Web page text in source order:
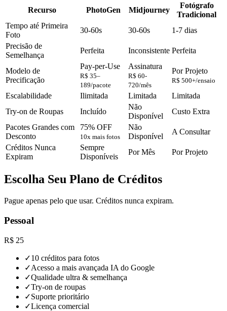
Recurso PhotoGen Midjourney
Fotógrafo
Tradicional
Tempo até Primeira
Foto
30-60s 30-60s
1-7 dias
Precisão de
Semelhança
Perfeita Inconsistente Perfeita
Modelo de
Precificação
Pay-per-Use
R$ 35–
189/pacote
Assinatura
R$ 60-
720/mês
Por Projeto
R$ 500+/ensaio
Escalabilidade Ilimitada Limitada
Limitada
Try-on de Roupas
Incluído
Não
Disponível
Custo Extra
Pacotes Grandes com
Desconto
75% OFF
10x mais fotos
Não
Disponível
A Consultar
Créditos Nunca
Expiram
Sempre
Disponíveis
Por Mês Por Projeto
Escolha Seu Plano de Créditos
Pague apenas pelo que usar. Créditos nunca expiram.
Pessoal
R$ 25
✓10 créditos para fotos
✓Acesso a mais avançada IA do Google
✓Qualidade ultra & semelhança
✓Try-on de roupas
✓Suporte prioritário
✓Licença comercial